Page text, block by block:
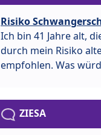
Risiko
Ich bin 41 Jahre alt,
durch mein Risiko
empfohlen. Was
ZIESA